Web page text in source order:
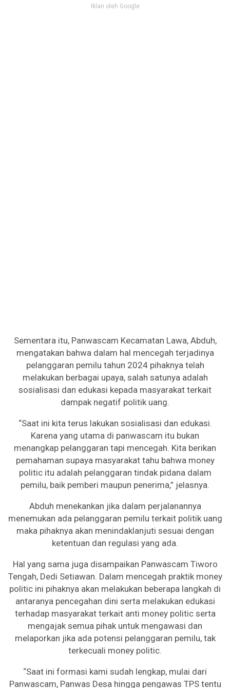
Iklan oleh Google
Sementara itu, Panwascam Kecamatan Lawa, Abduh,
mengatakan bahwa dalam hal mencegah terjadinya
pelanggaran pemilu tahun 2024 pihaknya telah
melakukan berbagai upaya, salah satunya adalah
sosialisasi dan edukasi kepada masyarakat terkait
dampak negatif politik uang.
“Saat ini kita terus lakukan sosialisasi dan edukasi.
Karena yang utama di panwascam itu bukan
menangkap pelanggaran tapi mencegah. Kita berikan
pemahaman supaya masyarakat tahu bahwa money
politic itu adalah pelanggaran tindak pidana dalam
pemilu, baik pemberi maupun penerima,” jelasnya.
Abduh menekankan jika dalam perjalanannya
menemukan ada pelanggaran pemilu terkait politik uang
maka pihaknya akan menindaklanjuti sesuai dengan
ketentuan dan regulasi yang ada.
Hal yang sama juga disampaikan Panwascam Tiworo
Tengah, Dedi Setiawan. Dalam mencegah praktik money
politic ini pihaknya akan melakukan beberapa langkah di
antaranya pencegahan dini serta melakukan edukasi
terhadap masyarakat terkait anti money politic serta
mengajak semua pihak untuk mengawasi dan
melaporkan jika ada potensi pelanggaran pemilu, tak
terkecuali money politic.
“Saat ini formasi kami sudah lengkap, mulai dari
Panwascam, Panwas Desa hingga pengawas TPS tentu